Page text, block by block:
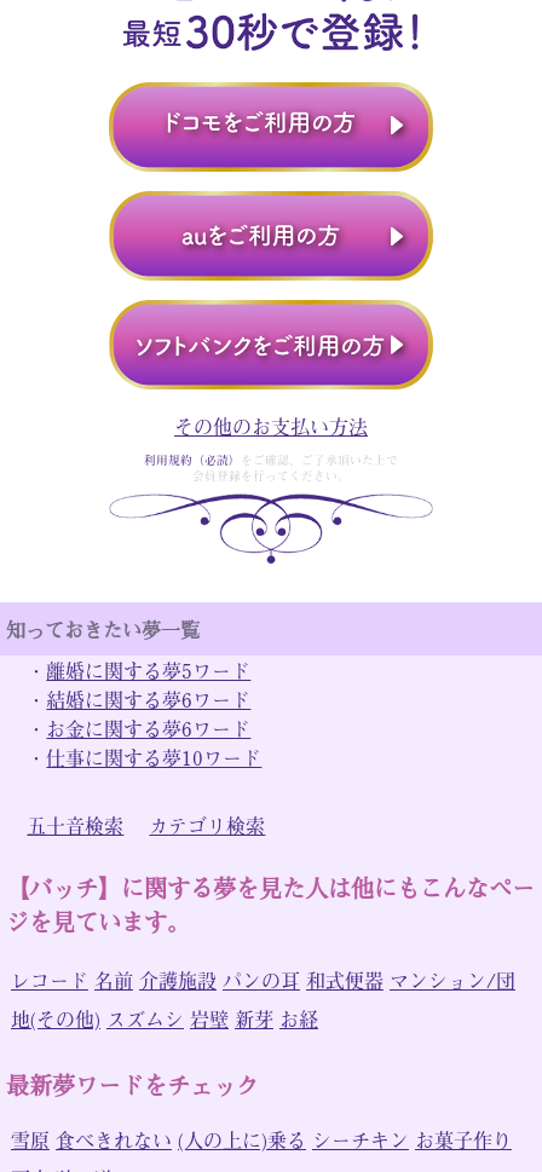
その他のお支払い方法
利用規約（必読）
をご確認、ご了承頂いた上で
会員登録を行ってください。
知っておきたい夢一覧
・ 離婚に関する夢5ワード
・ 結婚に関する夢6ワード
・ お金に関する夢6ワード
・仕事に関する夢10ワード
五十音検索 カテゴリ検索
【バッチ】に関する夢を見た人は他にもこんなペー
ジを見ています。
レコード 名前 介護施設 パンの耳 和式便器 マンション/団
地(その他) スズムシ 岩壁 新芽 お経
最新夢ワードをチェック
雪原 食べきれない (人の上に)乗る シーチキン お菓子作り